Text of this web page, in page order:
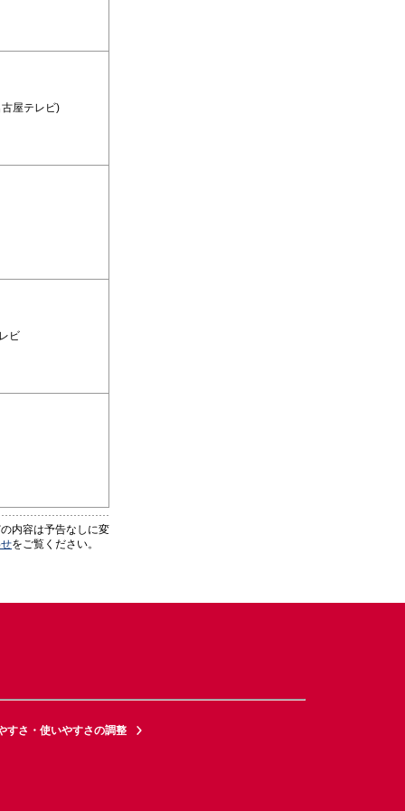
古屋テレビ)
ビ
内容は予告なしに変
をご覧ください。
すさ・使いやすさの調整